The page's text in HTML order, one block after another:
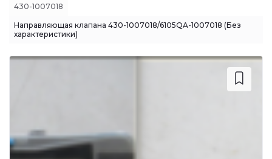
430-1007018
Направляющая клапана 430-1007018/6105QA-1007018 (Без
характеристики)